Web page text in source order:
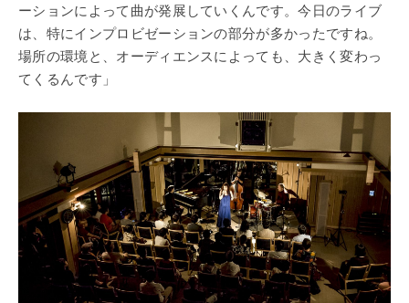
ーションによって曲が発展していくんです。今日のライブ
は、特にインプロビゼーションの部分が多かったですね。
場所の環境と、オーディエンスによっても、大きく変わっ
てくるんです」